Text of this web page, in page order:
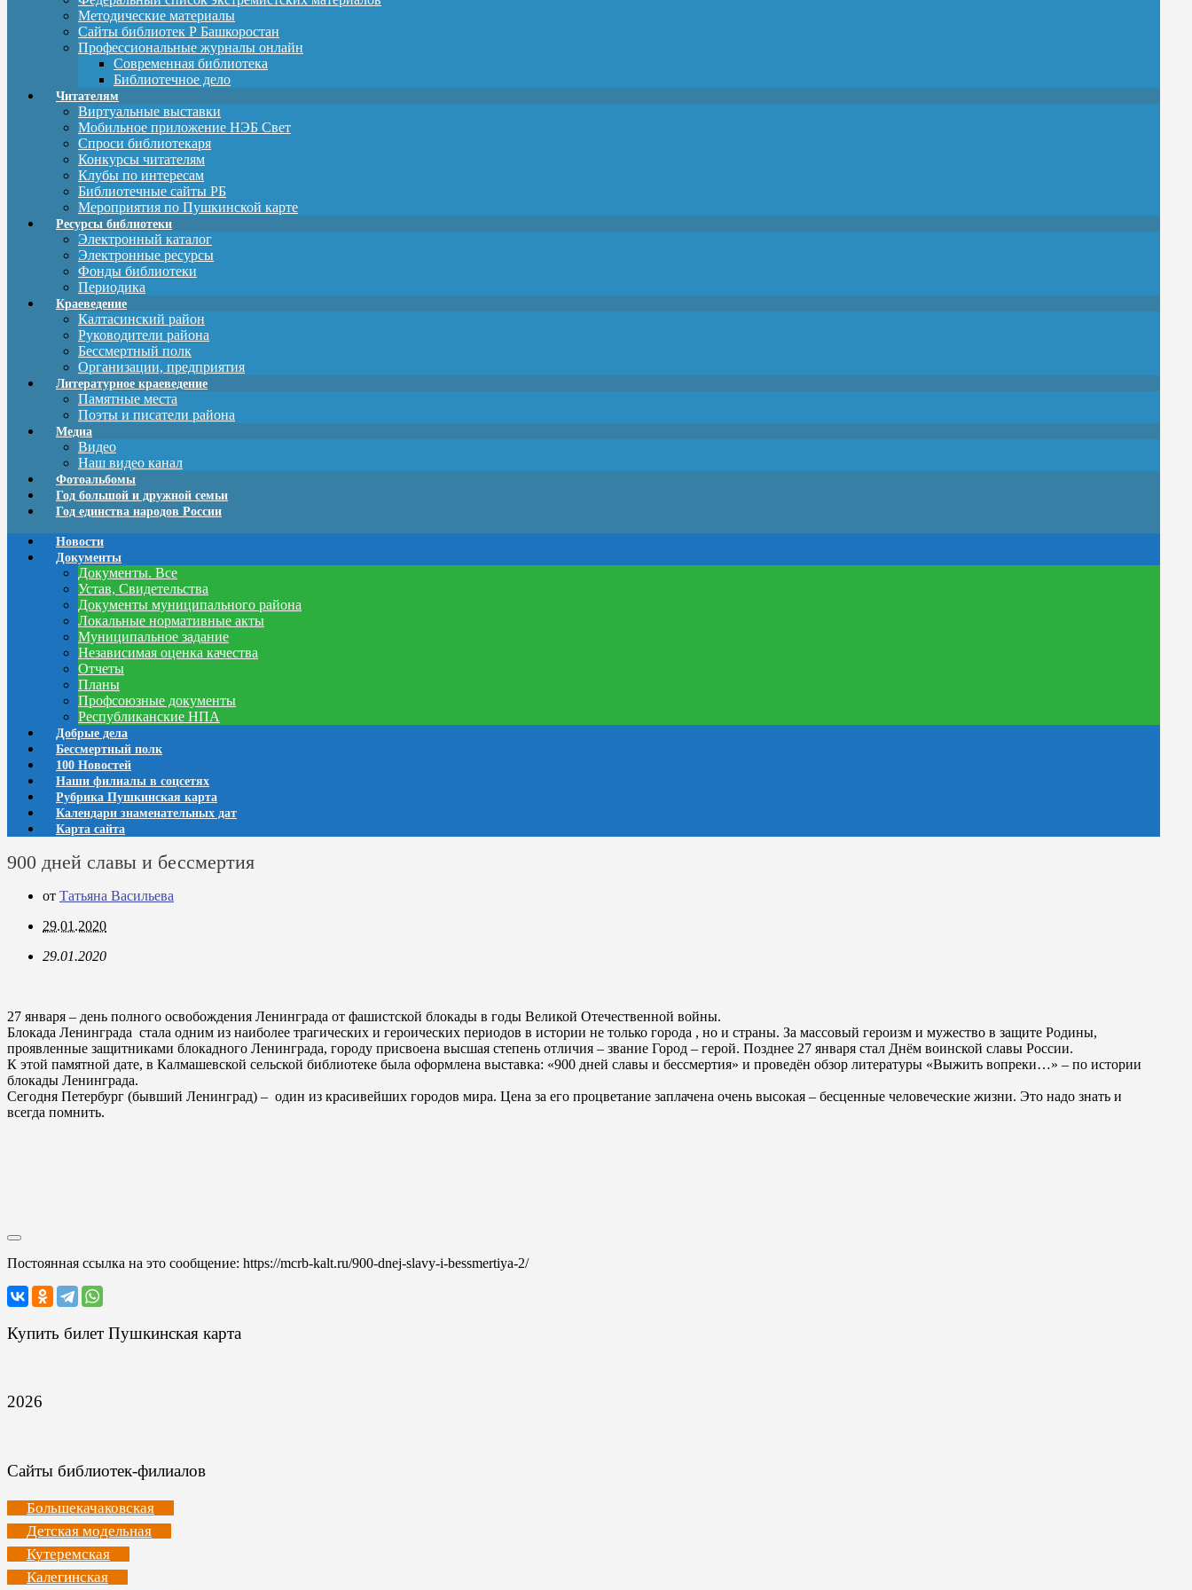
Методические материалы
Сайты библиотек Р Башкоростан
Профессиональные журналы онлайн
Современная библиотека
Библиотечное дело
Читателям
Виртуальные выставки
Мобильное приложение НЭБ Свет
Спроси библиотекаря
Конкурсы читателям
Клубы по интересам
Библиотечные сайты РБ
Мероприятия по Пушкинской карте
Ресурсы библиотеки
Электронный каталог
Электронные ресурсы
Фонды библиотеки
Периодика
Краеведение
Калтасинский район
Руководители района
Бессмертный полк
Организации, предприятия
Литературное краеведение
Памятные места
Поэты и писатели района
Медиа
Видео
Наш видео канал
Фотоальбомы
Год большой и дружной семьи
Год единства народов России
Новости
Документы
Документы. Все
Устав, Свидетельства
Документы муниципального района
Локальные нормативные акты
Муниципальное задание
Независимая оценка качества
Отчеты
Планы
Профсоюзные документы
Республиканские НПА
Добрые дела
Бессмертный полк
100 Новостей
Наши филиалы в соцсетях
Рубрика Пушкинская карта
Календари знаменательных дат
Карта сайта
900 дней славы и бессмертия
от Татьяна Васильева
29.01.2020
29.01.2020
27 января – день полного освобождения Ленинграда от фашистской блокады в годы Великой Отечественной войны.
Блокада Ленинграда стала одним из наиболее трагических и героических периодов в истории не только города , но и страны. За массовый героизм и мужество в защите Родины,
проявленные защитниками блокадного Ленинграда, городу присвоена высшая степень отличия – звание Город – герой. Позднее 27 января стал Днём воинской славы России.
К этой памятной дате, в Калмашевской сельской библиотеке была оформлена выставка: «900 дней славы и бессмертия» и проведён обзор литературы «Выжить вопреки…» – по истории
блокады Ленинграда.
Сегодня Петербург (бывший Ленинград) – один из красивейших городов мира. Цена за его процветание заплачена очень высокая – бесценные человеческие жизни. Это надо знать и
всегда помнить.
Постоянная ссылка на это сообщение: https://mcrb-kalt.ru/900-dnej-slavy-i-bessmertiya-2/
Купить билет Пушкинская карта
2026
Сайты библиотек-филиалов
Большекачаковская
Детская модельная
Кутеремская
Калегинская